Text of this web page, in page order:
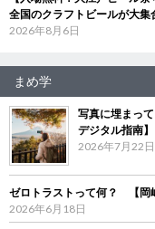
全国のクラフトビールが大集
2026年8月6日
まめ学
写真に埋まっ
デジタル指南】
2026年7月22日
ゼロトラストって何？ 【岡
2026年6月18日